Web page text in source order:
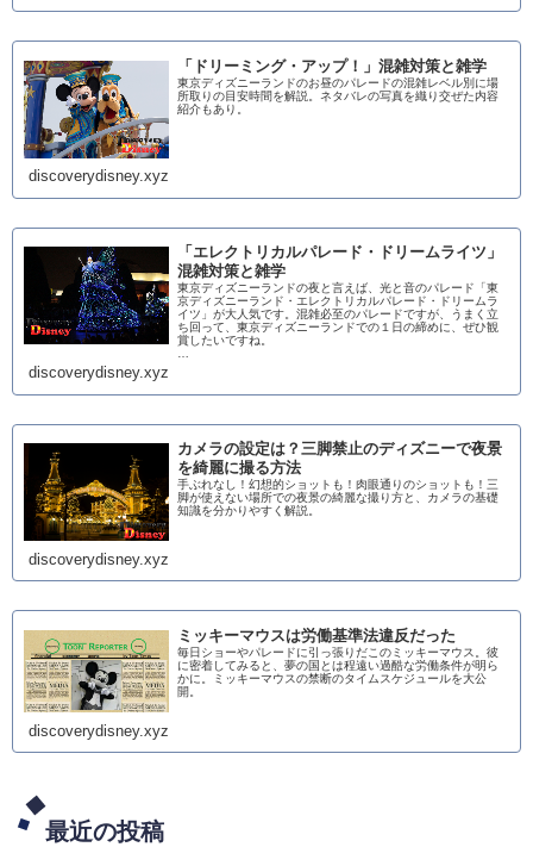
「ドリーミング・アップ！」混雑対策と雑学
東京ディズニーランドのお昼のパレードの混雑レベル別に場
所取りの目安時間を解説。ネタバレの写真を織り交ぜた内容
紹介もあり。
discoverydisney.xyz
「エレクトリカルパレード・ドリームライツ」
混雑対策と雑学
東京ディズニーランドの夜と言えば、光と音のパレード「東
京ディズニーランド・エレクトリカルパレード・ドリームラ
イツ」が大人気です。混雑必至のパレードですが、うまく立
ち回って、東京ディズニーランドでの１日の締めに、ぜひ観
賞したいですね。
…
discoverydisney.xyz
カメラの設定は？三脚禁止のディズニーで夜景
を綺麗に撮る方法
手ぶれなし！幻想的ショットも！肉眼通りのショットも！三
脚が使えない場所での夜景の綺麗な撮り方と、カメラの基礎
知識を分かりやすく解説。
discoverydisney.xyz
ミッキーマウスは労働基準法違反だった
毎日ショーやパレードに引っ張りだこのミッキーマウス。彼
に密着してみると、夢の国とは程遠い過酷な労働条件が明ら
かに。ミッキーマウスの禁断のタイムスケジュールを大公
開。
discoverydisney.xyz
最近の投稿